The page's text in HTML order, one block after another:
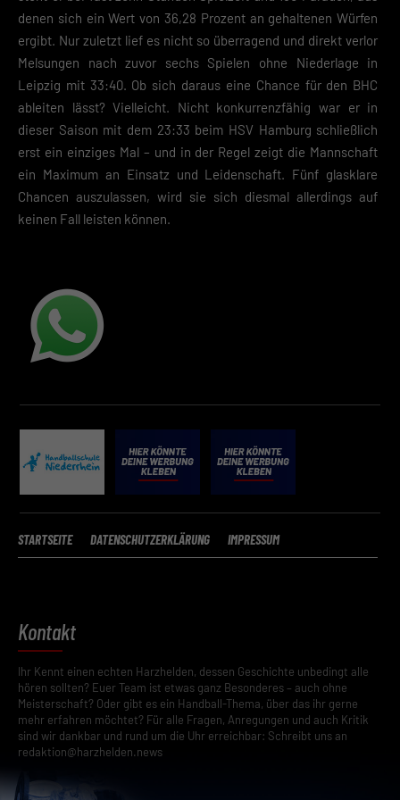
denen sich ein Wert von 36,28 Prozent an gehaltenen Würfen
ergibt. Nur zuletzt lief es nicht so überragend und direkt verlor
Melsungen nach zuvor sechs Spielen ohne Niederlage in
Leipzig mit 33:40. Ob sich daraus eine Chance für den BHC
ableiten lässt? Vielleicht. Nicht konkurrenzfähig war er in
dieser Saison mit dem 23:33 beim HSV Hamburg schließlich
erst ein einziges Mal – und in der Regel zeigt die Mannschaft
ein Maximum an Einsatz und Leidenschaft. Fünf glasklare
Chancen auszulassen, wird sie sich diesmal allerdings auf
keinen Fall leisten können.
STARTSEITE DATENSCHUTZERKLÄRUNG IMPRESSUM
Kontakt
Ihr Kennt einen echten Harzhelden, dessen Geschichte unbedingt alle
hören sollten? Euer Team ist etwas ganz Besonderes – auch ohne
Meisterschaft? Oder gibt es ein Handball-Thema, über das ihr gerne
mehr erfahren möchtet? Für alle Fragen, Anregungen und auch Kritik
sind wir dankbar und rund um die Uhr erreichbar: Schreibt uns an
redaktion@harzhelden.news
Zustimmung zur Cookie-Verwendung unser Angebot nicht nutzen
Wenn du unter 16 Jahre alt bist und deine Zustimmung zu freiwilligen
Diensten geben möchtest, musst du deine Erziehungsberechtigten um
Erlaubnis bitten.
Hier finden Sie eine Übersicht über alle verwendeten Cookies. Sie
Ihre Einwilligung zu ganzen Kategorien geben oder sich weitere
Informationen anzeigen lassen und so nur bestimmte Cookies
auswählen.
Speichern
Essenzielle Cookies ermöglichen grundlegende Funktionen und sind für die
einwandfreie Funktion der Website erforderlich.